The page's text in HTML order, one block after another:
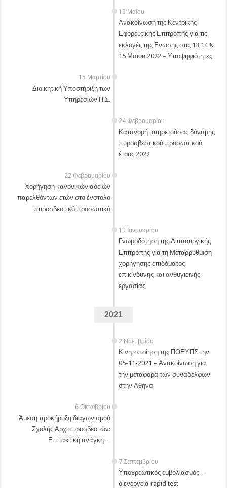
10 Μαΐου
Ανακοίνωση της Κεντρικής
Εφορευτικής Επιτροπής για τις
εκλογές της Ενωσης στις 13,14 &
15 Μαϊου 2022 – Υποψηφιότητες
15 Μαρτίου
Διοικητική Υποστήριξη των
Υπηρεσιών Π.Σ.
24 Φεβρουαρίου
Κατανομή υπηρετούσας δύναμης
πυροσβεστικού προσωπικού
έτους 2022
22 Φεβρουαρίου
Χορήγηση κανονικών αδειών
παρελθόντων ετών στο ένστολο
πυροσβεστικό προσωπικό
19 Ιανουαρίου
Γνωμοδότηση της Διϋπουργικής
Επιτροπής για τη Μεταρρύθμιση
χορήγησης επιδόματος
επικίνδυνης και ανθυγιεινής
εργασίας
2021
2 Νοεμβρίου
Κινητοποίηση της ΠΟΕΥΠΣ την
05-11-2021 – Ανακοίνωση για
την μεταφορά των συναδέλφων
στην Αθήνα
6 Οκτωβρίου
Άμεση προκήρυξη διαγωνισμού
Σχολής Αρχιπυροσβεστών:
Επιτακτική ανάγκη…
7 Σεπτεμβρίου
Υποχρεωτικός εμβολιασμός –
διενέργεια rapid test